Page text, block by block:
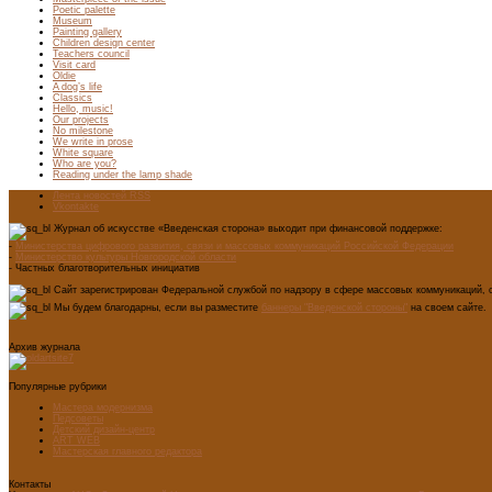
Poetic palette
Museum
Painting gallery
Children design center
Teachers council
Visit card
Oldie
A dog’s life
Classics
Hello, music!
Our projects
No milestone
We write in prose
White square
Who are you?
Reading under the lamp shade
Лента новостей RSS
Vkontakte
Журнал об искусстве «Введенская сторона» выходит при финансовой поддержке:
- Министерства цифрового развития, связи и массовых коммуникаций Российской Федерации
- Министерство культуры Новгородской области
- Частных благотворительных инициатив
Сайт зарегистрирован Федеральной службой по надзору в сфере массовых
Мы будем благодарны, если вы разместите баннеры "Введенской стороны" на своем сайте.
Архив журнала
Популярные рубрики
Мастера модернизма
Педсоветы
Детский дизайн-центр
ART WEB
Мастерская главного редактора
Контакты